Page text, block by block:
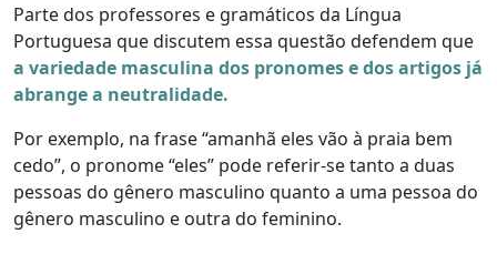
Parte dos professores e gramáticos da Língua
Portuguesa que discutem essa questão defendem que
a variedade masculina dos pronomes e dos artigos já
abrange a neutralidade.
Por exemplo, na frase “amanhã eles vão à praia bem
cedo”, o pronome “eles” pode referir-se tanto a duas
pessoas do gênero masculino quanto a uma pessoa do
gênero masculino e outra do feminino.